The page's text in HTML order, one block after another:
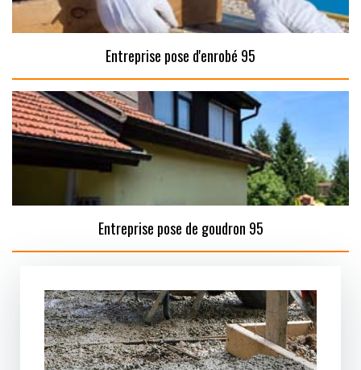
Entreprise pose d'enrobé 95
Entreprise pose de goudron 95